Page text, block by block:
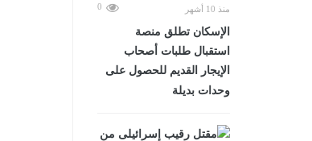
منذ 10 أشهر 0
الإسكان تطلق منصة
استقبال طلبات أصحاب
الإيجار القديم للحصول على
وحدات بديلة